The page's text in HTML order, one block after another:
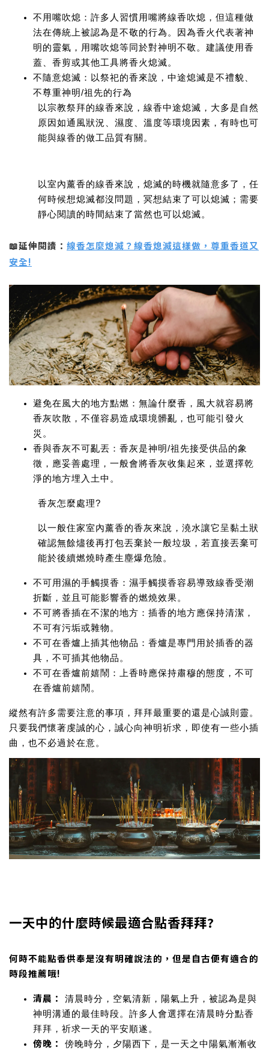
不用嘴吹熄： 許多人習慣用嘴將線香吹熄，但這種做
法在傳統上被認為是不敬的行為。因為香火代表著神
明的靈氣，用嘴吹熄等同於對神明不敬。建議使用香
蓋、香剪或其他工具將香火熄滅。
不隨意熄滅： 以祭祀的香來說，中途熄滅是不禮貌、
不尊重神明/祖先的行為
以宗教祭拜的線香來說，線香中途熄滅，大多是自然
原因如通風狀況、濕度、溫度等環境因素，有時也可
能與線香的做工品質有關。
以室內薰香的線香來說，熄滅的時機就隨意多了，任
何時候想熄滅都沒問題，冥想結束了可以熄滅；需要
靜心閱讀的時間結束了當然也可以熄滅。
📖延伸閱讀： 線香怎麼熄滅？線香熄滅這樣做，尊重香道又
安全!
避免在風大的地方點燃： 無論什麼香，風大就容易將
香灰吹散，不僅容易造成環境髒亂，也可能引發火
災。
香與香灰不可亂丟： 香灰是神明/祖先接受供品的象
徵，應妥善處理，一般會將香灰收集起來，並選擇乾
淨的地方埋入土中。
香灰怎麼處理?
以一般住家室內薰香的香灰來說，澆水讓它呈黏土狀
確認無餘燼後再打包丟棄於一般垃圾，若直接丟棄可
能於後續燃燒時產生塵爆危險。
不可用濕的手觸摸香： 濕手觸摸香容易導致線香受潮
折斷，並且可能影響香的燃燒效果。
不可將香插在不潔的地方： 插香的地方應保持清潔，
不可有污垢或雜物。
不可在香爐上插其他物品： 香爐是專門用於插香的器
具，不可插其他物品。
不可在香爐前嬉鬧：
上香時應保持肅穆的態度，不可
在香爐前嬉鬧。
縱然有許多需要注意的事項，拜拜最重要的還是心誠則靈。
只要我們懷著虔誠的心，誠心向神明祈求，即使有一些小插
曲，也不必過於在意。
一天中的什麼時候最適合點香拜拜?
何時不能點香供奉是沒有明確說法的，但是自古便有適合的
時段推薦哦!
清晨：
清晨時分，空氣清新，陽氣上升，被認為是與
神明溝通的最佳時段。許多人會選擇在清晨時分點香
拜拜，祈求一天的平安順遂。
傍晚： 傍晚時分，夕陽西下，是一天之中陽氣漸漸收